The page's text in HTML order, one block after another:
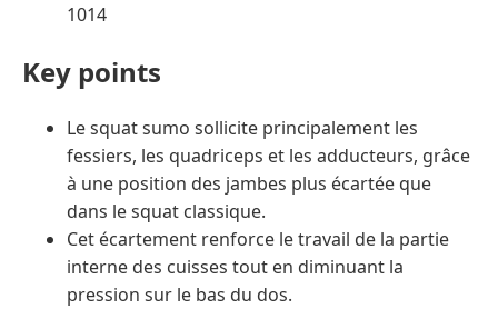
1014
Key points
Le squat sumo sollicite principalement les
fessiers, les quadriceps et les adducteurs, grâce
à une position des jambes plus écartée que
dans le squat classique.
Cet écartement renforce le travail de la partie
interne des cuisses tout en diminuant la
pression sur le bas du dos.